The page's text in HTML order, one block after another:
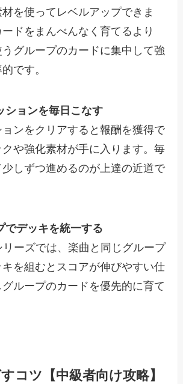
を使ってレベルアップできま
ドをまんべんなく育てるより
グループのカードに集中して強
です。
ョンを毎日こなす
ンをクリアすると報酬を獲得で
や強化素材が手に入ります。毎
少しずつ進めるのが上達の近道で
デッキを統一する
リーズでは、楽曲と同じグループ
を組むとスコアが伸びやすい仕
ループのカードを優先的に育て
コツ【中級者向け攻略】